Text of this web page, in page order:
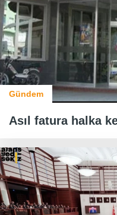
Gündem
Asıl fatura halka